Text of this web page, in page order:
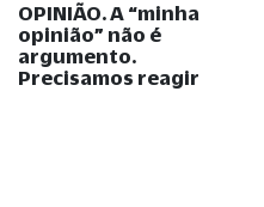
OPINIÃO. A “minha
opinião” não é
argumento.
Precisamos reagir